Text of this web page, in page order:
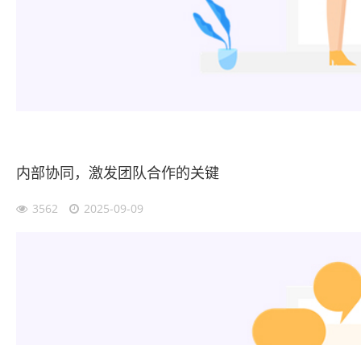
内部协同，激发团队合作的关键
3562 2025-09-09